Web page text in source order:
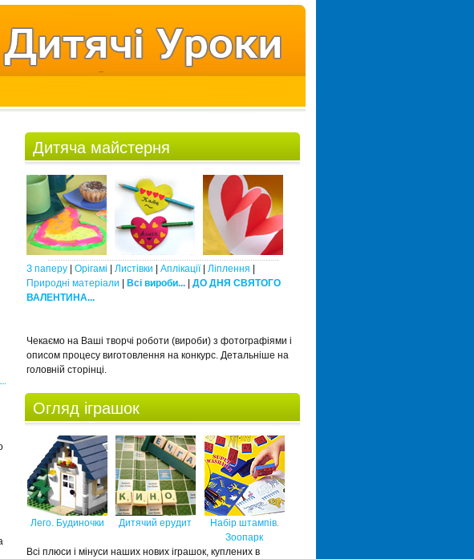
Дитяча майстерня
З паперу Орігамі Листівки Аплікації| Ліплення
Природні матеріали
Всі вироби...
ДО ДНЯ СВЯТОГО
ВАЛЕНТИНА...
Чекаємо на Ваші творчі роботи (вироби) з фотографіями і
описом процесу виготовлення на конкурс. Детальніше на
головній сторінці.
Огляд іграшок
Лего. Будиночки Дитячий ерудит
Набір штампів.
Зоопарк
Всі плюси і мінуси наших нових іграшок, куплених в